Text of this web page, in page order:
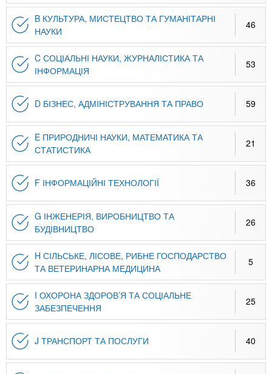
n
t
s
.
i
n
f
o
и
з
д
в
Онлайн курси
За кордоном
B КУЛЬТУРА, МИСТЕЦТВО ТА ГУМАНІТАРНІ
НАУКИ
46
C СОЦІАЛЬНІ НАУКИ, ЖУРНАЛІСТИКА ТА
ІНФОРМАЦІЯ
53
D БІЗНЕС, АДМІНІСТРУВАННЯ ТА ПРАВО 59
E ПРИРОДНИЧІ НАУКИ, МАТЕМАТИКА ТА
СТАТИСТИКА
21
F ІНФОРМАЦІЙНІ ТЕХНОЛОГІЇ 36
G ІНЖЕНЕРІЯ, ВИРОБНИЦТВО ТА
БУДІВНИЦТВО
26
H СІЛЬСЬКЕ, ЛІСОВЕ, РИБНЕ ГОСПОДАРСТВО
ТА ВЕТЕРИНАРНА МЕДИЦИНА
5
I ОХОРОНА ЗДОРОВ’Я ТА СОЦІАЛЬНЕ
ЗАБЕЗПЕЧЕННЯ
25
J ТРАНСПОРТ ТА ПОСЛУГИ 40